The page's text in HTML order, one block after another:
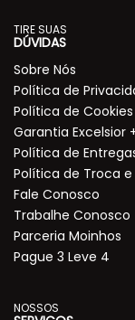
TIRE SUAS
DÚVIDAS
Sobre Nós
Política de
Política de Cookies
Garantia Excelsior
Política de
Política de Troca
Fale Conosco
Trabalhe Conosco
Parceria Moinhos
Pague 3 Leve 4
NOSSOS